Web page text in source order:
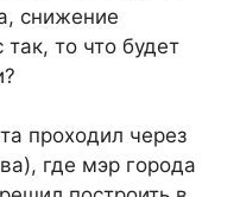
снижение
то что будет
проходил через
где мэр города